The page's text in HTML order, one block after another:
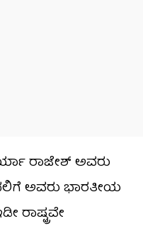
ರಾಜೇಶ್ ಅವರು
ಅವರು ಭಾರತೀಯ
ರಾಷ್ಟ್ರವೇ